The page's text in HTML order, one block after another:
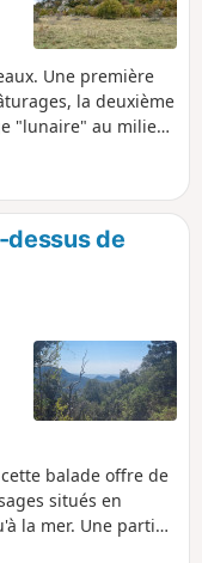
Une première
la deuxième
"lunaire" au milieu
de paysages rend
dessus de
balade offre de
situés en
la mer. Une partie